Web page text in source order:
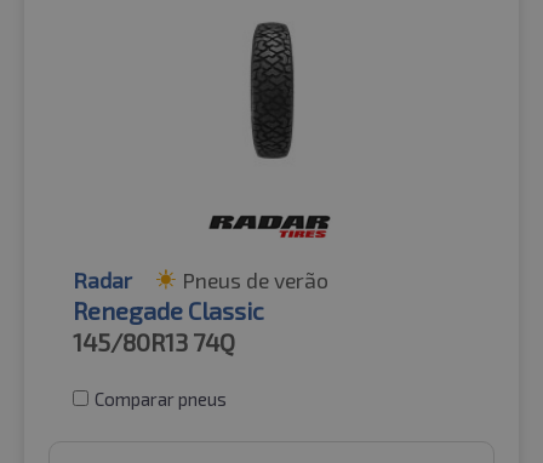
Radar Pneus de verão
Renegade Classic
145/80R13 74Q
Comparar pneus